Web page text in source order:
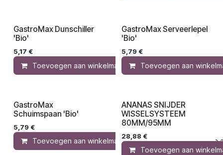
GastroMax Dunschiller
'Bio'
5,17 €
Toevoegen aan winkelmandje Toevoegen
GastroMax Serveerlepel
'Bio'
5,79 €
Toevoegen aan
GastroMax
Schuimspaan 'Bio'
5,79 €
Toevoegen aan winkelmandje Toevoegen
ANANAS SNIJDER
WISSELSYSTEEM
80MM/95MM
28,88 €
Toevoegen aan